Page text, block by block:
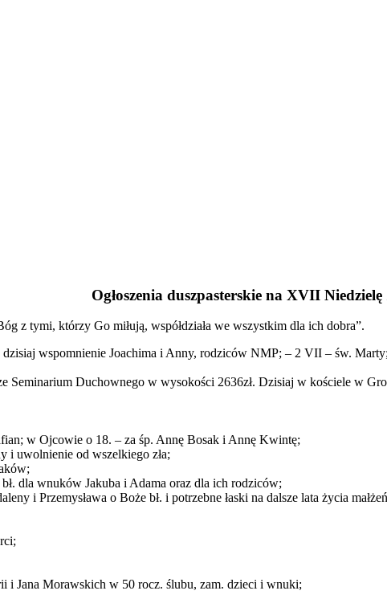
Ogłoszenia duszpasterskie na XVII Niedzielę
z tymi, którzy Go miłują, współdziała we wszystkim dla ich dobra”.
dzisiaj wspomnienie Joachima i Anny, rodziców NMP; – 2 VII – św.
Seminarium Duchownego w wysokości 2636zł. Dzisiaj w kościele w
w Ojcowie o 18. – za śp. Annę Bosak i Annę Kwintę;
i uwolnienie od wszelkiego zła;
dla wnuków Jakuba i Adama oraz dla ich rodziców;
i Przemysława o Boże bł. i potrzebne łaski na dalsze lata życia
i Jana Morawskich w 50 rocz. ślubu, zam. dzieci i wnuki;